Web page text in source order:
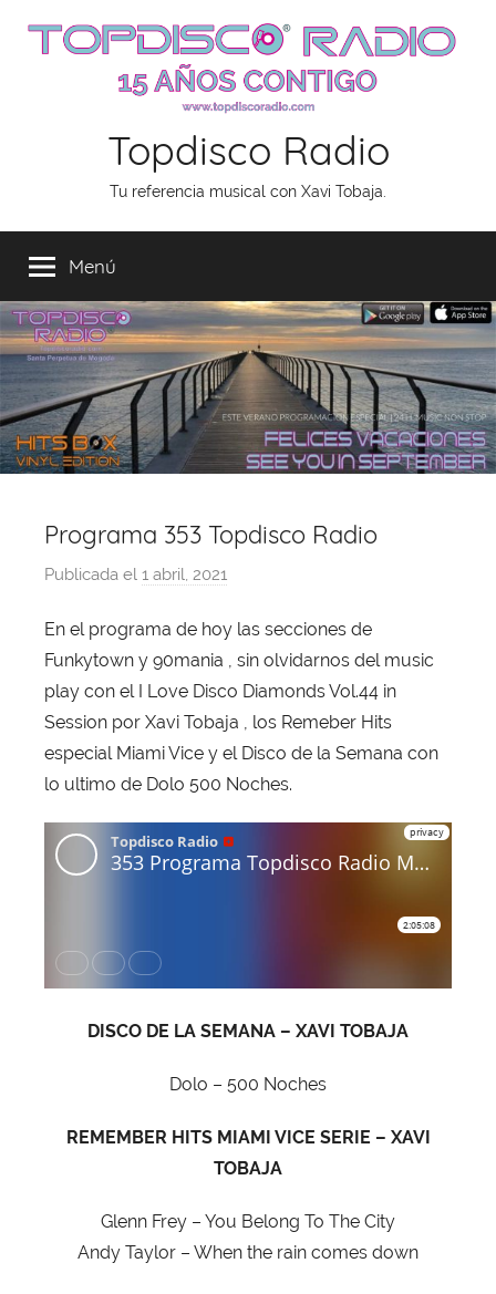
Topdisco Radio
Tu referencia musical con Xavi Tobaja.
Menú
Programa 353 Topdisco Radio
Publicada el 1 abril, 2021
r
X
a
v
i
T
b
a
En el programa de hoy las secciones de
Funkytown y 90mania , sin olvidarnos del music
play con el I Love Disco Diamonds Vol.44 in
Session por Xavi Tobaja , los Remeber Hits
especial Miami Vice y el Disco de la Semana con
lo ultimo de Dolo 500 Noches.
DISCO DE LA SEMANA – XAVI TOBAJA
Dolo – 500 Noches
REMEMBER HITS MIAMI VICE SERIE – XAVI
TOBAJA
Glenn Frey – You Belong To The City
Andy Taylor – When the rain comes down